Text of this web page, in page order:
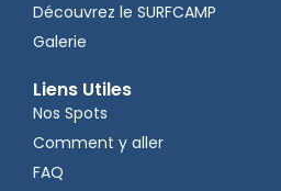
Découvrez le SURFCAMP
Galerie
Liens Utiles
Nos Spots
Comment y aller
FAQ